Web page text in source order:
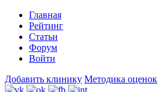
Главная
Рейтинг
Статьи
Форум
Войти
Добавить клинику Методика оценок